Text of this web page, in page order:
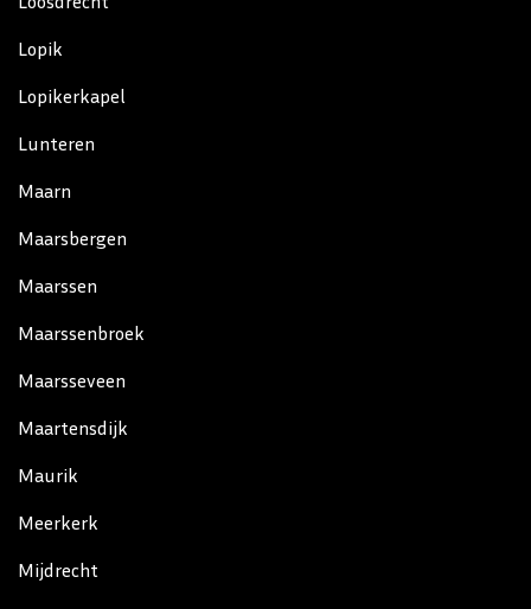
Lopik
Lopikerkapel
Lunteren
Maarn
Maarsbergen
Maarssen
Maarssenbroek
Maarsseveen
Maartensdijk
Maurik
Meerkerk
Mijdrecht